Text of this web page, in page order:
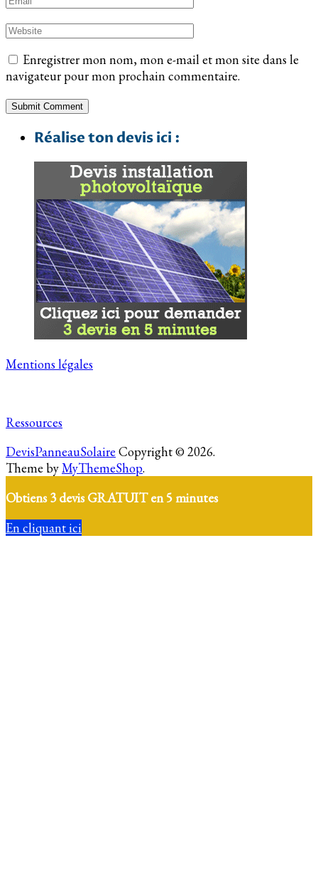
Enregistrer mon nom, mon e-mail et mon site dans le
navigateur pour mon prochain commentaire.
Réalise ton devis ici :
Mentions légales
Ressources
DevisPanneauSolaire Copyright © 2026.
Theme byMyThemeShop.
Obtiens 3 devis GRATUIT en 5 minutes
En cliquant ici